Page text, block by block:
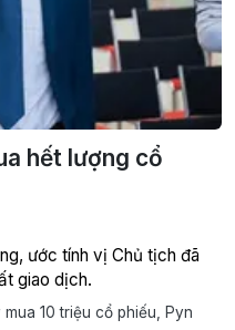
hết lượng cổ
ước tính vị Chủ tịch đã
giao dịch.
10 triệu cổ phiếu, Pyn